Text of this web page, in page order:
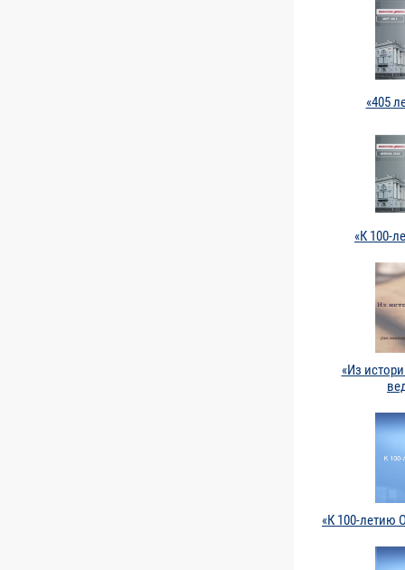
«405
«К 100-
«Из
«К 100-летию